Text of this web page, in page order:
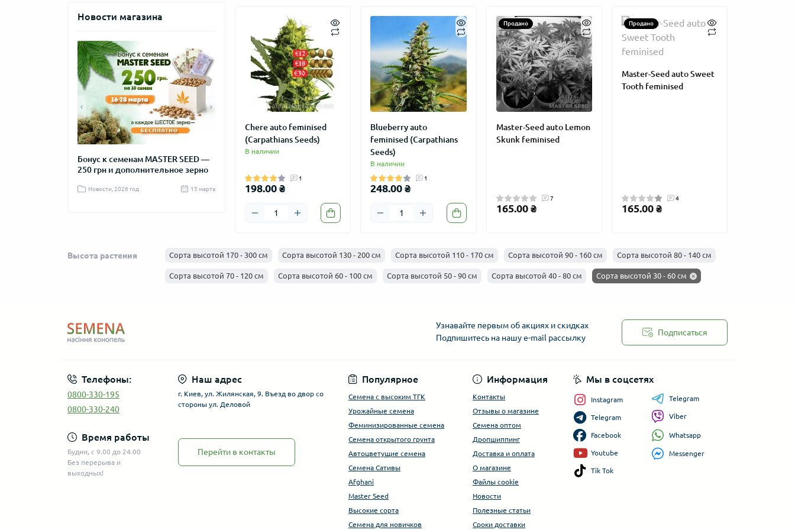
Новости магазина
Бонус к семенам MASTER SEED —
250 грн и дополнительное зерно
Новости, 2026 год 15 марта Новости, 2025 год
Black Friday 2025 — лучшее время
Новости, 2025 год
Cherе auto feminised
(Carpathians Seeds)
В наличии
1
198.00 ₴
Blueberry auto
feminised (Carpathians
Seeds)
В наличии
1
248.00 ₴
Продано
Master-Seed auto Lemon
Skunk feminised
7
165.00 ₴
Продано
Master-Seed auto Sweet
Tooth feminised
4
165.00 ₴
Высота растения Сорта высотой 170 - 300 см Сорта высотой 130 - 200 см Сорта высотой 110 - 170 см Сорта высотой 90 - 160 см Сорта высотой 80 - 140 см
Сорта высотой 70 - 120 см Сорта высотой 60 - 100 см Сорта высотой 50 - 90 см Сорта высотой 40 - 80 см Сорта высотой 30 - 60 см
Узнавайте первым об акциях и скидках
Подпишитесь на нашу e-mail рассылку
Подписаться
Телефоны:
0800-330-195
0800-330-240
Время работы
Будни, с 9.00 до 24.00
Без перерыва и
выходных!
Наш адрес
г. Киев, ул. Жилянская, 9. Въезд во двор со
стороны ул. Деловой
Перейти в контакты
Популярное
Семена с высоким ТГК
Урожайные семена
Феминизированные семена
Семена открытого грунта
Автоцветущие семена
Семена Сативы
Afghani
Master Seed
Высокие сорта
Cемена для новичков
Информация
Контакты
Отзывы о магазине
Семена оптом
Дропшиппинг
Доставка и оплата
О магазине
Файлы cookie
Новости
Полезные статьи
Сроки доставки
Мы в соцсетях
Instagram
Telegram
Facebook
Youtube
Tik Tok
Telegram
Viber
Whatsapp
Messenger